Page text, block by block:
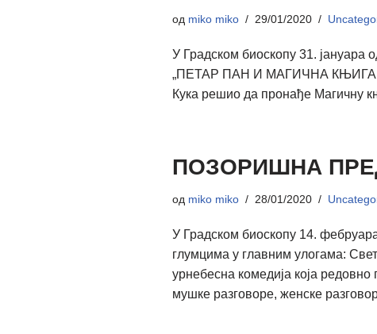
од miko miko 29/01/2020
У Градском биоскопу 31.
„ПЕТАР ПАН И МАГИЧНА КЊИГА
Кука решио да пронађе Магичну
ПОЗОРИШНА
од miko miko 28/01/2020
У Градском биоскопу 14.
глумцима у главним улогама:
урнебесна комедија која
мушке разговоре, женске